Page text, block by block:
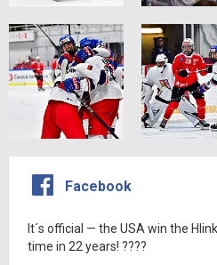
Facebook
It´s official — the USA win the
time in 22 years! ????